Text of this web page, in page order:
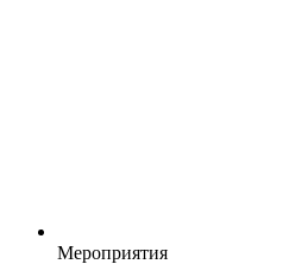
Мероприятия